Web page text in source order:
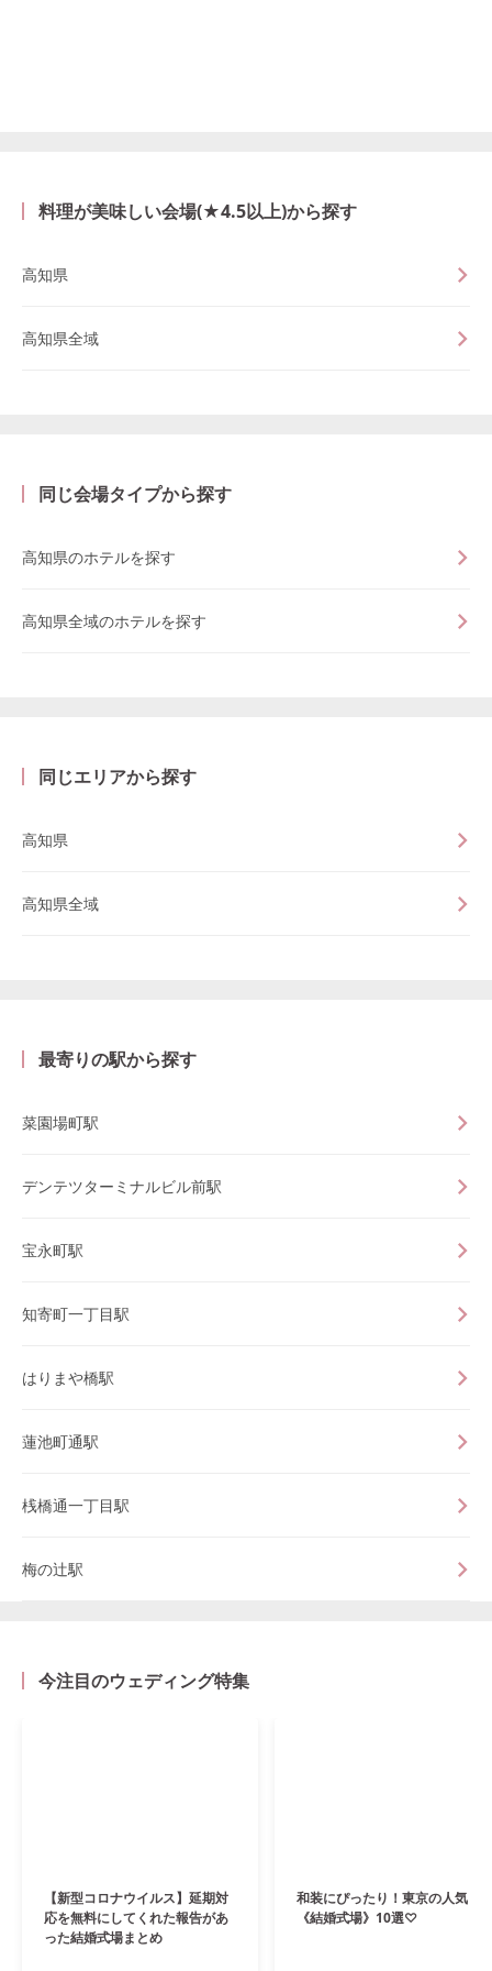
料理が美味しい会場(★4.5以上)から探す
高知県
高知県全域
同じ会場タイプから探す
高知県のホテルを探す
高知県全域のホテルを探す
同じエリアから探す
高知県
高知県全域
最寄りの駅から探す
菜園場町駅
デンテツターミナルビル前駅
宝永町駅
知寄町一丁目駅
はりまや橋駅
蓮池町通駅
桟橋通一丁目駅
梅の辻駅
今注目のウェディング特集
【新型コロナウイルス】延期対
応を無料にしてくれた報告があ
った結婚式場まとめ
和装にぴったり！東京の人気
《結婚式場》10選♡